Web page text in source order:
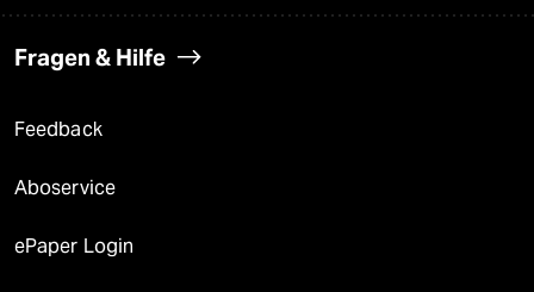
Fragen & Hilfe
Feedback
Aboservice
ePaper Login